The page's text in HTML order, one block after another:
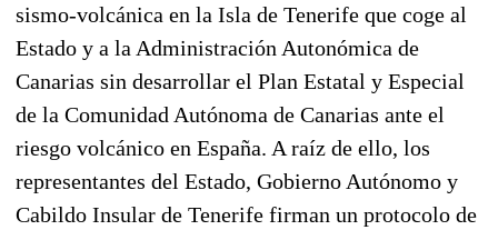
sismo-volcánica en la Isla de Tenerife que coge al
Estado y a la Administración Autonómica de
Canarias sin desarrollar el Plan Estatal y Especial
de la Comunidad Autónoma de Canarias ante el
riesgo volcánico en España. A raíz de ello, los
representantes del Estado, Gobierno Autónomo y
Cabildo Insular de Tenerife firman un protocolo de